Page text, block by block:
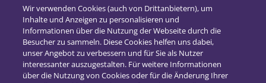
2019(12)
2018(16)
2017(21)
Wir verwenden Cookies (auch von Drittanbietern), um
Inhalte und Anzeigen zu personalisieren und
Informationen über die Nutzung der Webseite durch die
Besucher zu sammeln. Diese Cookies helfen uns dabei,
unser Angebot zu verbessern und für Sie als Nutzer
interessanter auszugestalten. Für weitere Informationen
über die Nutzung von Cookies oder für die Änderung Ihrer